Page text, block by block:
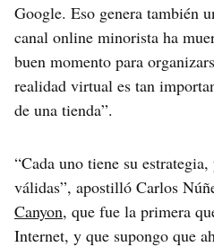
Google. Eso genera también
canal online minorista ha
buen momento para
realidad virtual es tan
de una tienda”.
“Cada uno tiene su
válidas”, apostilló Carlos
Canyon, que fue la primera
Internet, y que supongo que